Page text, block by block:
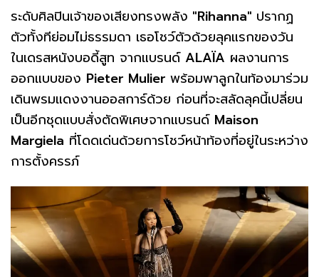
ระดับศิลปินเจ้าของเสียงทรงพลัง "Rihanna" ปรากฏ
ตัวทั้งทีย่อมไม่ธรรมดา เธอโชว์ตัวด้วยลุคแรกของวัน
ในเดรสหนังบอดี้สูท จากแบรนด์ ALAÏA ผลงานการ
ออกแบบของ Pieter Mulier พร้อมพาลูกในท้องมาร่วม
เดินพรมแดงงานออสการ์ด้วย ก่อนที่จะสลัดลุคนี้เปลี่ยน
เป็นอีกชุดแบบสั่งตัดพิเศษจากแบรนด์ Maison
Margiela ที่โดดเด่นด้วยการโชว์หน้าท้องที่อยู่ในระหว่าง
การตั้งครรภ์